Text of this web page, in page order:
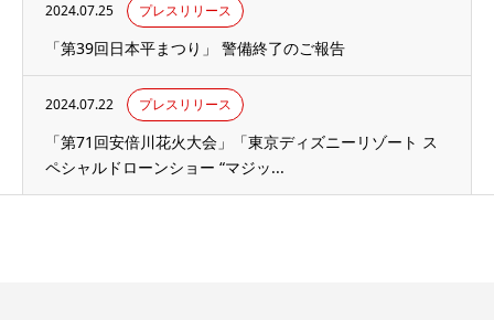
2024.07.25 プレスリリース
「第39回日本平まつり」 警備終了のご報告
2024.07.22 プレスリリース
「第71回安倍川花火大会」「東京ディズニーリゾート ス
ペシャルドローンショー “マジッ...